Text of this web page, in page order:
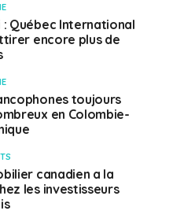
: Québec International
encore plus de
toujours
en Colombie-
canadien a la
les investisseurs